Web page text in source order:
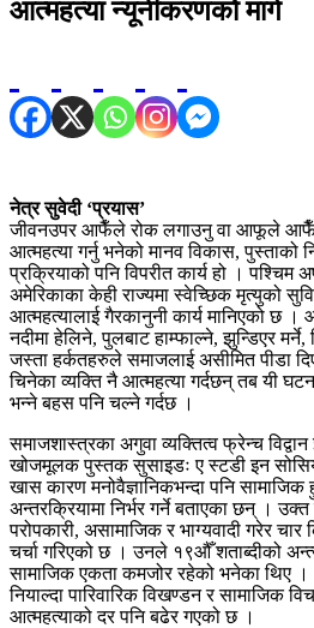
आत्महत्या न्यूनीकरणको मार्ग
नेत्र सुवेदी ‘प्रयास’
जीवनउपर आफैँले रोक लगाउनु वा आफूले
आत्महत्या गर्नु भनेको मानव विकास, पुस्ताको
प्रक्रियाको पनि विपरीत कार्य हो । पश्चिम
अमेरिकाका केही राज्यमा स्वेच्छिक मृत्युको
आत्महत्यालाई गैरकानुनी कार्य मानिएको छ ।
नदीमा हेलिने, पुलबाट हाम्फाल्ने, झुन्डिएर मर्ने,
जस्ता हर्कतहरुले समाजलाई असीमित पीडा
चिनेका व्यक्ति नै आत्महत्या गर्दछन् तब यी
भन्ने बहस पनि चल्ने गर्दछ ।
समाजशास्त्रका अगुवा व्यक्तित्व फ्रेन्च
खोजमूलक पुस्तक सुसाइडः ए स्टडी इन
खास कारण मनोवैज्ञानिकभन्दा पनि
अन्तरक्रियामा निर्भर गर्ने बताएका छन् ।
परोपकारी, असामाजिक र भाग्यवादी गरेर
चर्चा गरिएको छ । उनले १९औँ शताब्दीको
सामाजिक एकता कमजोर रहेको भनेका थिए
नियाल्दा पारिवारिक विखण्डन र सामाजिक
आत्महत्याको दर पनि बढेर गएको छ ।